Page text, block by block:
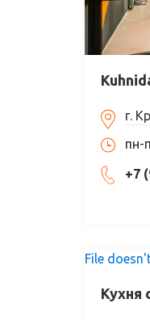
г.
пн-
+7
File
Кухня